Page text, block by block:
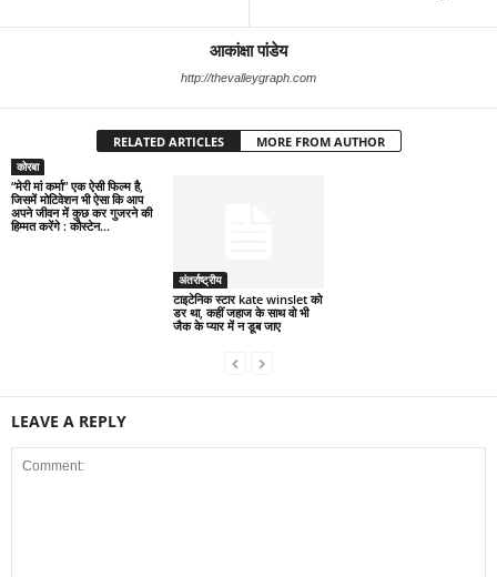
आकांक्षा पांडेय
http://thevalleygraph.com
RELATED ARTICLES MORE FROM AUTHOR
कोरबा
“मेरी मां कर्मा” एक ऐसी फिल्म है,
जिसमें मोटिवेशन भी ऐसा कि आप
अपने जीवन में कुछ कर गुजरने की
हिम्मत करेंगे : कौस्टेन...
अंतर्राष्ट्रीय
टाइटेनिक स्टार kate winslet को
डर था, कहीं जहाज के साथ वो भी
जैक के प्यार में न डूब जाए
LEAVE A REPLY